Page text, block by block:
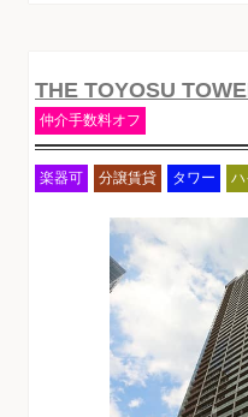
THE TOYOSU
仲介手数料オフ
楽器可 分譲賃貸 タワー ハ